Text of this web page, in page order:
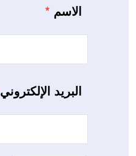
الاسم *
البريد الإلكتروني